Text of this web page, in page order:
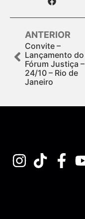
ANTERIOR
Convite –
Lançamento do
Fórum Justiça –
24/10 – Rio de
Janeiro